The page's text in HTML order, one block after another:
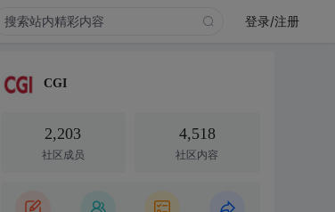
登录/注册
CGI
2,203
社区成员
4,518
社区内容